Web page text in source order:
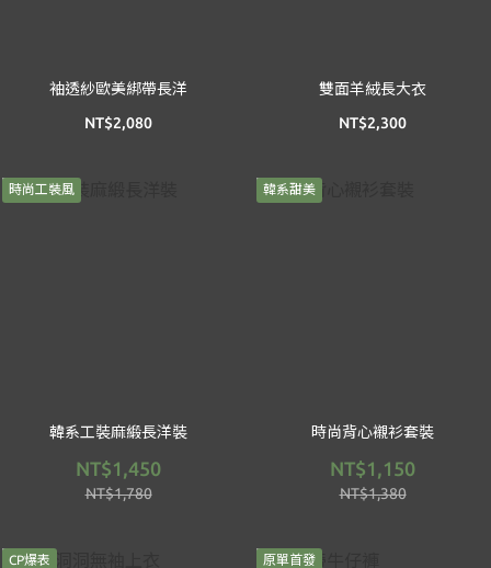
袖透紗歐美綁帶長洋
NT$2,080
雙面羊絨長大衣
NT$2,300
時尚工裝風
韓系工裝麻緞長洋裝
NT$1,450
NT$1,780
韓系甜美
時尚背心襯衫套裝
NT$1,150
NT$1,380
CP爆表 原單首發